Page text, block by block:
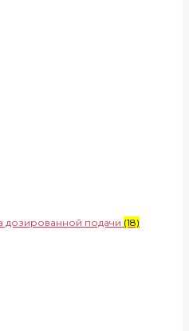
дозированной подачи (18)